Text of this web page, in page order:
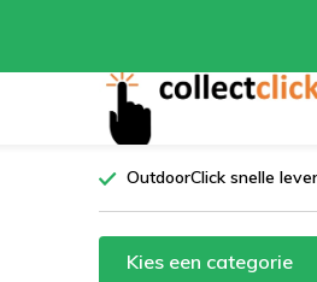
OutdoorClick snelle
Kies een categorie